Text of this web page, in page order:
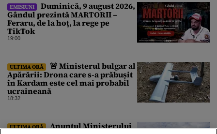
EMISIUNI
Duminică, 9 august 2026,
Gândul prezintă MARTORII –
Feraru, de la hoț, la rege pe
TikTok
19:00
ULTIMA ORĂ
🚨 Ministerul bulgar al
Apărării: Drona care s-a prăbușit
în Kardam este cel mai probabil
ucraineană
18:32
ULTIMA ORĂ
Anunțul Ministerului